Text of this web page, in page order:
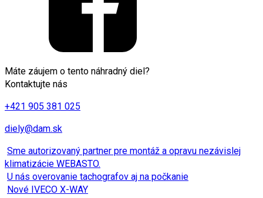
Máte záujem o tento náhradný diel?
Kontaktujte nás
+421 905 381 025
diely@dam.sk
Sme autorizovaný partner pre montáž a opravu nezávislej
klimatizácie WEBASTO.
U nás overovanie tachografov aj na počkanie
Nové IVECO X-WAY